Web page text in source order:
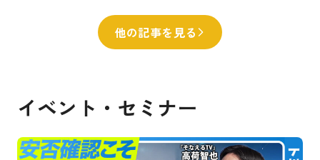
他の記事を見る
イベント・セミナー